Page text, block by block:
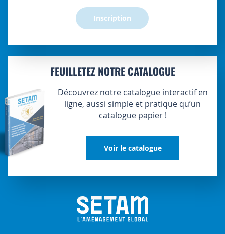
Inscription
FEUILLETEZ NOTRE CATALOGUE
Découvrez notre catalogue interactif en
ligne, aussi simple et pratique qu’un
catalogue papier !
Voir le catalogue